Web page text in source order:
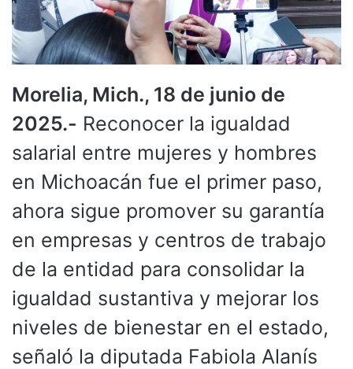
Morelia, Mich., 18 de junio de
2025.- Reconocer la igualdad
salarial entre mujeres y hombres
en Michoacán fue el primer paso,
ahora sigue promover su garantía
en empresas y centros de trabajo
de la entidad para consolidar la
igualdad sustantiva y mejorar los
niveles de bienestar en el estado,
señaló la diputada Fabiola Alanís